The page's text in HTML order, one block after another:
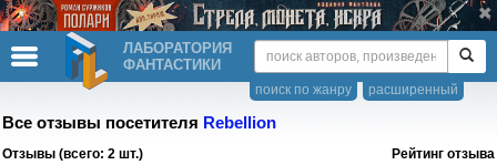
ЛАБОРАТОРИЯ
ФАНТАСТИКИ
расширенный
поиск по жанру
Все отзывы посетителя Rebellion
Отзывы (всего: 2 шт.) Рейтинг отзыва